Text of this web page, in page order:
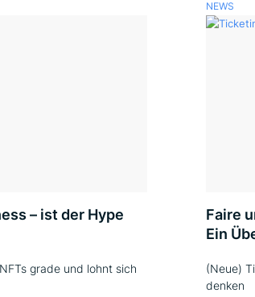
– ist der Hype
grade und lohnt sich
NEWS
Faire
Ein
(Neue)
denken